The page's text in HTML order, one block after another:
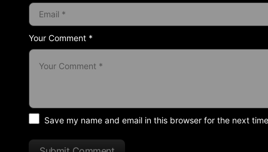
Your Comment *
Save my name and email in this browser for the next